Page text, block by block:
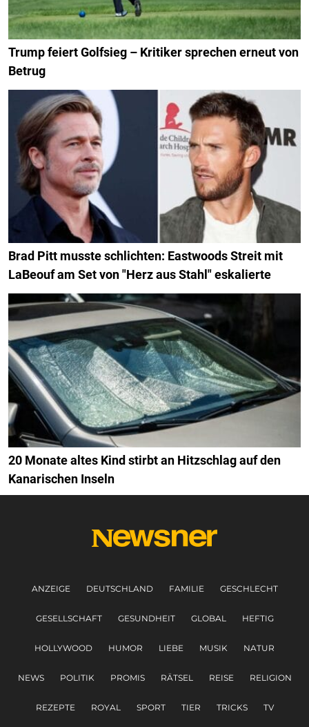
Trump feiert Golfsieg – Kritiker sprechen erneut von
Betrug
Brad Pitt musste schlichten: Eastwoods Streit mit
LaBeouf am Set von "Herz aus Stahl" eskalierte
20 Monate altes Kind stirbt an Hitzschlag auf den
Kanarischen Inseln
ANZEIGE DEUTSCHLAND FAMILIE GESCHLECHT
GESELLSCHAFT GESUNDHEIT GLOBAL HEFTIG
HOLLYWOOD HUMOR LIEBE MUSIK NATUR
NEWS POLITIK PROMIS RÄTSEL REISE RELIGION
REZEPTE ROYAL SPORT TIER TRICKS TV